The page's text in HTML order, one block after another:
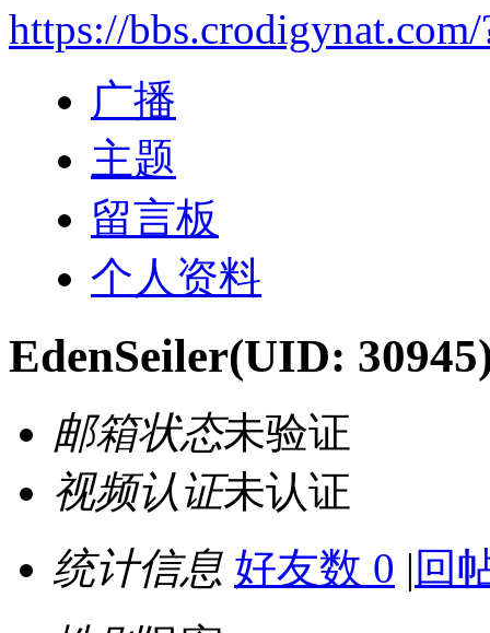
https://bbs.crodigynat.com/
广播
主题
留言板
个人资料
EdenSeiler(UID:
邮箱状态未验证
视频认证未认证
统计信息 好友数 0 | 回